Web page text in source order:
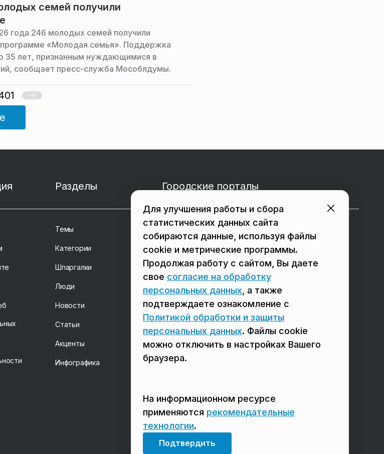
семей получили
года 246 молодых семей получили
«Молодая семья». Поддержка
35 лет, признанным нуждающимися в
сообщает пресс-служба Мособлдумы.
Разделы
Темы
Категории
Шпаргалки
Люди
Новости
Статьи
Акценты
Инфографика
Городские порталы
в Реутове в Балашихе
в Сергиевом Посаде в Люберцах
в Домодедово в Щёлково
Мы в соцсетях
Для улучшения работы и сбора
статистических данных сайта
собираются данные, используя файлы
cookie и метрические программы.
Продолжая работу с сайтом, Вы даете
свое согласие на обработку
персональных данных , а также
подтверждаете ознакомление с
Политикой обработки и защиты
персональных данных. Файлы cookie
можно отключить в настройках Вашего
браузера.
На информационном ресурсе
применяются рекомендательные
технологии.
Подтвердить